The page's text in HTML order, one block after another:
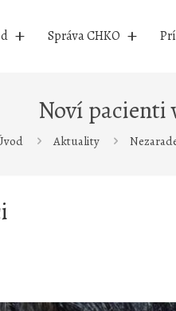
Správa CHKO
Noví pacienti
Aktuality